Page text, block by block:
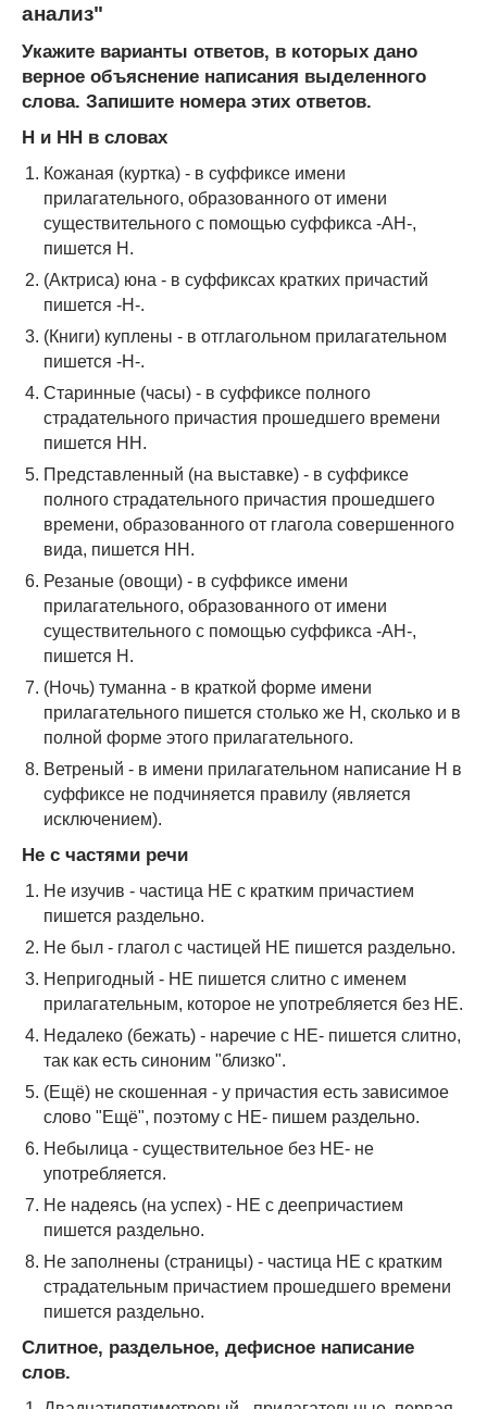
анализ"
Укажите варианты ответов, в которых дано
верное объяснение написания выделенного
слова. Запишите номера этих ответов.
Н и НН в словах
Кожаная (куртка) - в суффиксе имени
прилагательного, образованного от имени
существительного с помощью суффикса -АН-,
пишется Н.
(Актриса) юна - в суффиксах кратких причастий
пишется -Н-.
(Книги) куплены - в отглагольном прилагательном
пишется -Н-.
Старинные (часы) - в суффиксе полного
страдательного причастия прошедшего времени
пишется НН.
Представленный (на выставке) - в суффиксе
полного страдательного причастия прошедшего
времени, образованного от глагола совершенного
вида, пишется НН.
Резаные (овощи) - в суффиксе имени
прилагательного, образованного от имени
существительного с помощью суффикса -АН-,
пишется Н.
(Ночь) туманна - в краткой форме имени
прилагательного пишется столько же Н, сколько и в
полной форме этого прилагательного.
Ветреный - в имени прилагательном написание Н в
суффиксе не подчиняется правилу (является
исключением).
Не с частями речи
Не изучив - частица НЕ с кратким причастием
пишется раздельно.
Не был - глагол с частицей НЕ пишется раздельно.
Непригодный - НЕ пишется слитно с именем
прилагательным, которое не употребляется без НЕ.
Недалеко (бежать) - наречие с НЕ- пишется слитно,
так как есть синоним "близко".
(Ещё) не скошенная - у причастия есть зависимое
слово "Ещё", поэтому с НЕ- пишем раздельно.
Небылица - существительное без НЕ- не
употребляется.
Не надеясь (на успех) - НЕ с деепричастием
пишется раздельно.
Не заполнены (страницы) - частица НЕ с кратким
страдательным причастием прошедшего времени
пишется раздельно.
Слитное, раздельное, дефисное написание
слов.